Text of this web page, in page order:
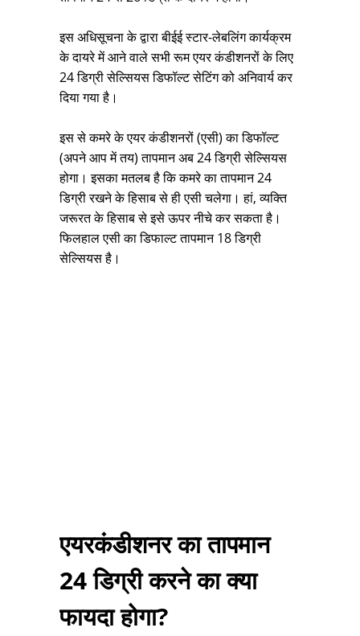
इस अधिसूचना के द्वारा बीईई स्टार-लेबलिंग कार्यक्रम
के दायरे में आने वाले सभी रूम एयर कंडीशनरों के लिए
24 डिग्री सेल्सियस डिफॉल्ट सेटिंग को अनिवार्य कर
दिया गया है।
इस से कमरे के एयर कंडीशनरों (एसी) का डिफॉल्ट
(अपने आप में तय) तापमान अब 24 डिग्री सेल्सियस
होगा। इसका मतलब है कि कमरे का तापमान 24
डिग्री रखने के हिसाब से ही एसी चलेगा। हां, व्यक्ति
जरूरत के हिसाब से इसे ऊपर नीचे कर सकता है।
फिलहाल एसी का डिफाल्ट तापमान 18 डिग्री
सेल्सियस है।
एयरकंडीशनर का तापमान
24 डिग्री करने का क्या
फायदा होगा?